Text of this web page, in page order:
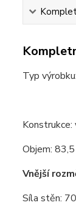
Typ
Objem:
Vnější
Síla stěn: